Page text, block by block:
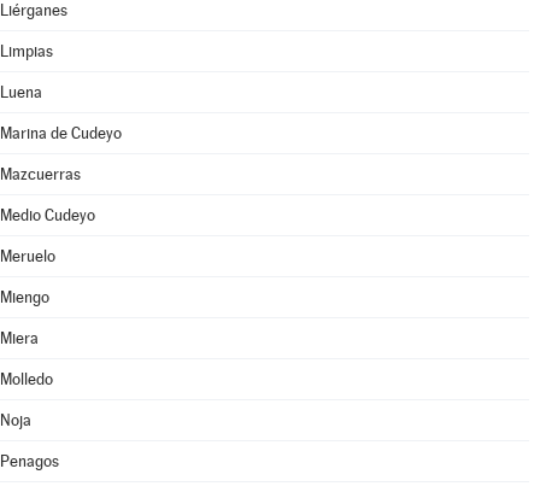
Liérganes
Limpias
Luena
Marina de Cudeyo
Mazcuerras
Medio Cudeyo
Meruelo
Miengo
Miera
Molledo
Noja
Penagos